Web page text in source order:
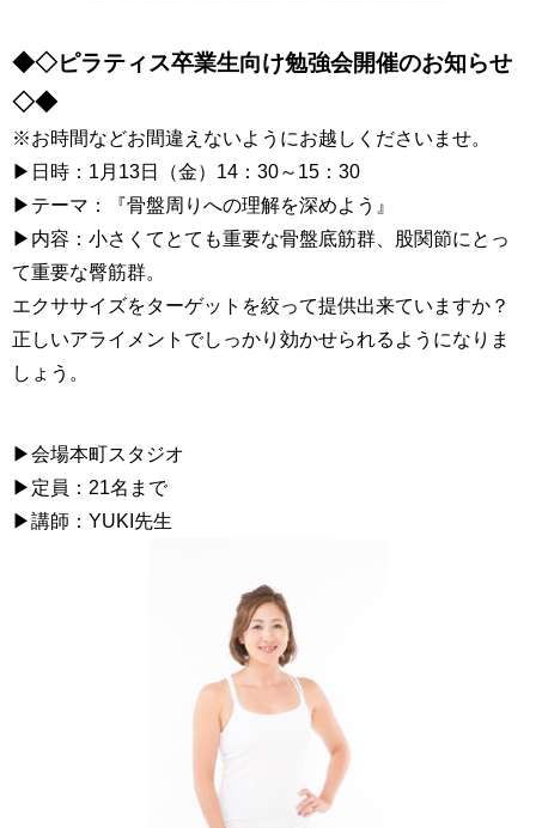
◆◇ピラティス卒業生向け勉強会開催のお知らせ
◇◆
※お時間などお間違えないようにお越しくださいませ。
▶日時：1月13日（金）14：30～15：30
▶テーマ：『骨盤周りへの理解を深めよう』
▶内容：小さくてとても重要な骨盤底筋群、股関節にとっ
て重要な臀筋群。
エクササイズをターゲットを絞って提供出来ていますか？
正しいアライメントでしっかり効かせられるようになりま
しょう。
▶会場本町スタジオ
▶定員：21名まで
▶講師：YUKI 先生